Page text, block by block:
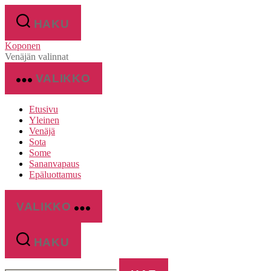
sisältöönHAKU
Koponen
Venäjän valinnat
VALIKKO
Etusivu
Yleinen
Venäjä
Sota
Some
Sananvapaus
Epäluottamus
VALIKKO
HAKU